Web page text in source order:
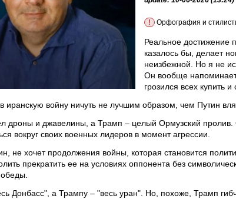
! Орфография и
Реальное достижение
казалось бы, делает
неизбежной. Но я не
Он вообще
грозился всех купить
иранскую войну ничуть не лучшим образом, чем Путин
дроны и джавелины, а Трамп – целый Ормузский пролив.
вокруг своих военных лидеров в момент агрессии.
не хочет продолжения войны, которая становится
прекратить ее на условиях оппонента без
Донбасс", а Трампу – "весь уран". Но, похоже, Трамп